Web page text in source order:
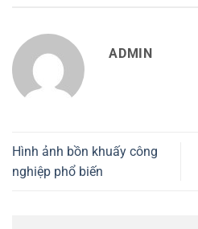
ADMIN
Hình ảnh bồn khuấy công
nghiệp phổ biến